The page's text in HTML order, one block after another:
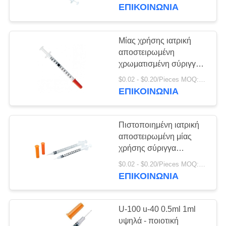
ΜΑΣ
ΕΛΆΤΕ
ΜΕ
Ελαστικός
επίδεσμος PBT
Απορροφητικός
ρόλος γάζας
σταθερή λεπτή βελόνα
ΕΠΙΚΟΙΝΩΝΙΑ
Μίας χρήσης ιατρική
αποστειρωμένη
χρωματισμένη σύριγγα
ινσουλίνης με την
πορτοκαλιά ΚΑΠ και τη
$0.02 - $0.20/Pieces MOQ:100000 κομμάτια
ΕΠΙΚΟΙΝΩΝΙΑ
Πιστοποιημένη ιατρική
αποστειρωμένη μίας
χρήσης σύριγγα
ινσουλίνης συρίγγων
0.3ml 0.5ml 1ml CE ISO
ΕΠΙΚΟΙΝΩΝΙΑ
U-100 u-40 0.5ml 1ml
υψηλά - ποιοτική